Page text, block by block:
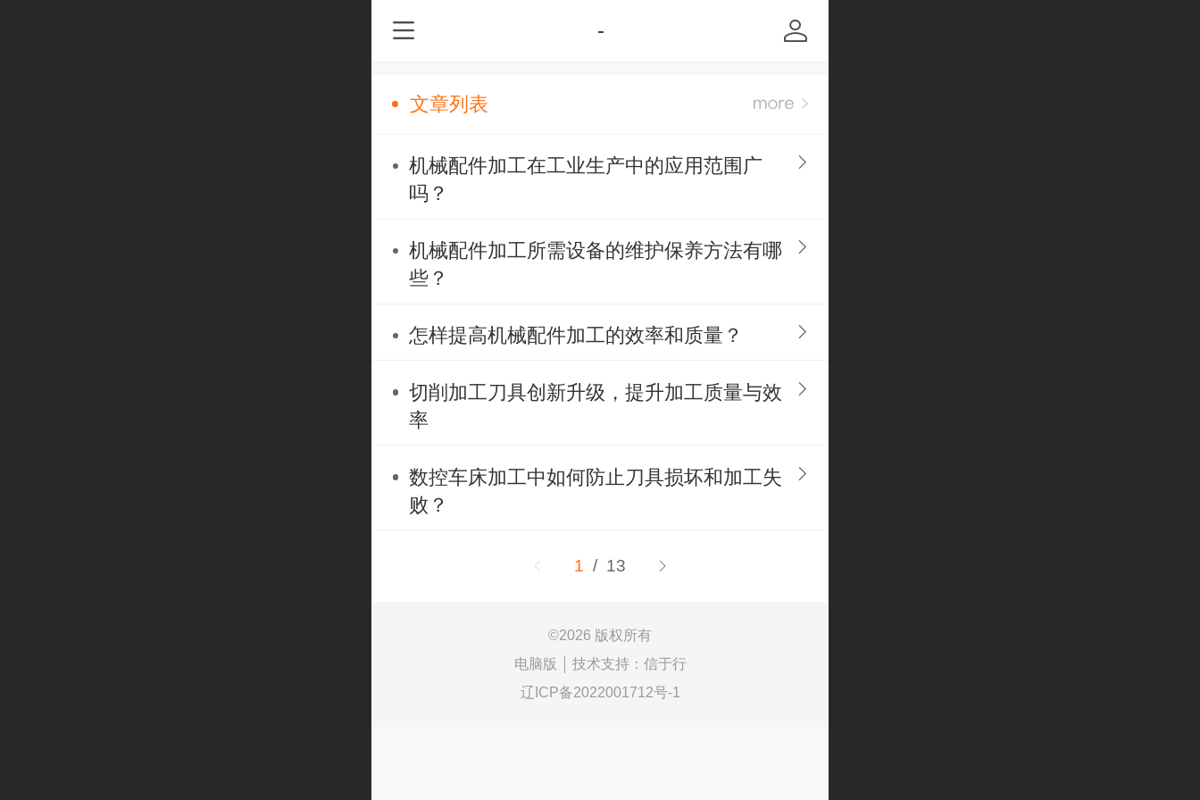
-
文章列表
机械配件加工在工业生产中的应用范围广
吗？
机械配件加工所需设备的维护保养方法有哪
些？
怎样提高机械配件加工的效率和质量？
切削加工刀具创新升级，提升加工质量与效
率
数控车床加工中如何防止刀具损坏和加工失
败？
1 / 13
©2026 版权所有
电脑版
技术支持： 信于行
辽ICP备2022001712号-1